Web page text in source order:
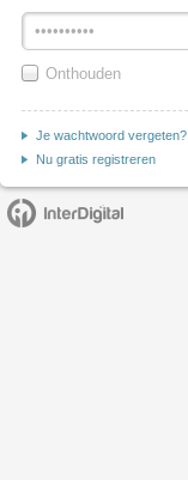
Onthouden
Je wachtwoord vergeten?
Nu gratis registreren